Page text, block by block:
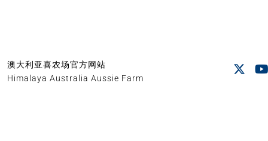
澳大利亚喜农场官方网站
Himalaya Australia Aussie Farm